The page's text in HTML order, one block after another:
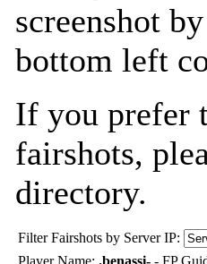
screenshot
bottom left
If you prefer
fairshots,
directory.
Filter Fairshots by Server IP:
Player Name: .benassi- - FP